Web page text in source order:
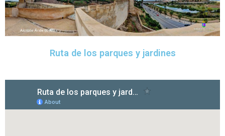
Ruta de los parques y jardines